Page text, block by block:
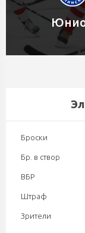
Броски
Бр. в створ
ВБР
Штраф
Зрители